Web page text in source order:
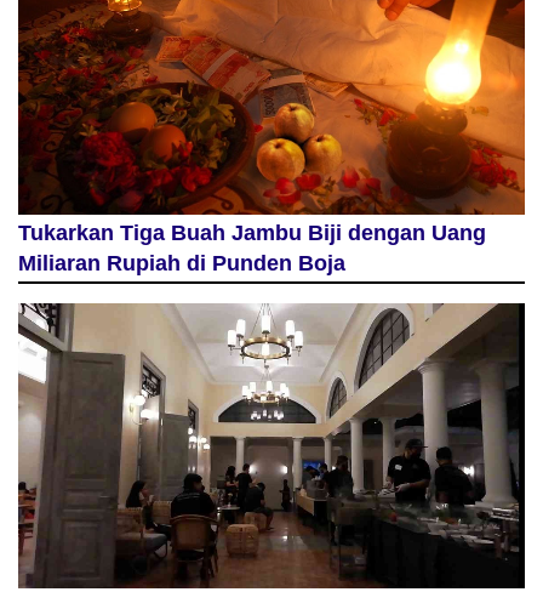
Tukarkan Tiga Buah Jambu Biji dengan Uang
Miliaran Rupiah di Punden Boja